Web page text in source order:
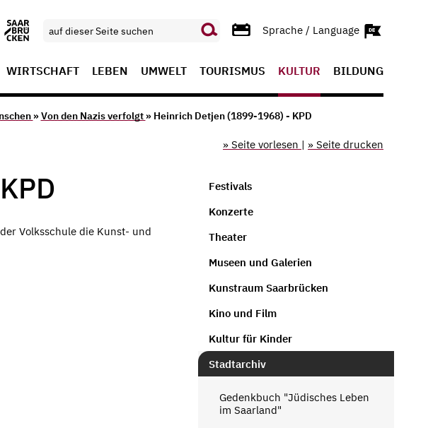
Sprache / Language
WIRTSCHAFT LEBEN UMWELT TOURISMUS KULTUR BILDUNG
»Von den Nazis verfolgt » Heinrich Detjen (1899-1968) - KPD
» Seite vorlesen | » Seite drucken
Volksschule die Kunst- und
Festivals
Konzerte
Theater
Museen und Galerien
Kunstraum Saarbrücken
Kino und Film
Kultur für Kinder
Stadtarchiv
Gedenkbuch "Jüdisches Leben
im Saarland"